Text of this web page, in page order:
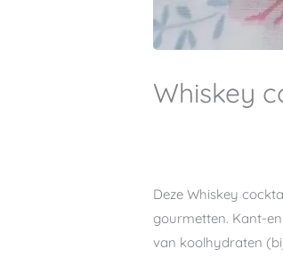
Whiskey
Deze Whiskey
gourmetten. Kant-
van koolhydraten